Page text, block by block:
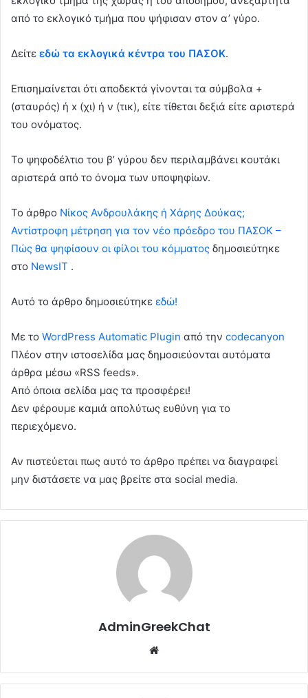
από το εκλογικό τμήμα που ψήφισαν στον α’ γύρο.
Δείτε εδώ τα εκλογικά κέντρα του ΠΑΣΟΚ.
Επισημαίνεται ότι αποδεκτά γίνονται τα σύμβολα +
(σταυρός) ή x (χι) ή ν (τικ), είτε τίθεται δεξιά είτε αριστερά
του ονόματος.
Το ψηφοδέλτιο του β’ γύρου δεν περιλαμβάνει κουτάκι
αριστερά από το όνομα των υποψηφίων.
To άρθρο Νίκος Ανδρουλάκης ή Χάρης Δούκας;
Αντίστροφη μέτρηση για τον νέο πρόεδρο του ΠΑΣΟΚ –
Πώς θα ψηφίσουν οι φίλοι του κόμματος δημοσιεύτηκε
στο NewsIT .
Αυτό το άρθρο δημοσιεύτηκε εδώ!
Με το WordPress Automatic Plugin από την codecanyon
Πλέον στην ιστοσελίδα μας δημοσιεύονται αυτόματα
άρθρα μέσω «RSS feeds».
Από όποια σελίδα μας τα προσφέρει!
Δεν φέρουμε καμιά απολύτως ευθύνη για το
περιεχόμενο.
Αν πιστεύεται πως αυτό το άρθρο πρέπει να διαγραφεί
μην διστάσετε να μας βρείτε στα social media.
AdminGreekChat